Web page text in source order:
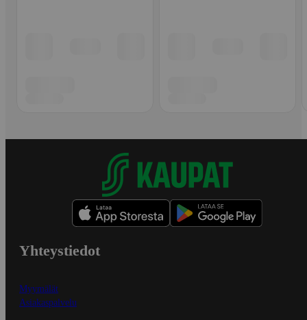
Yhteystiedot
Myymälät
Asiakaspalvelu